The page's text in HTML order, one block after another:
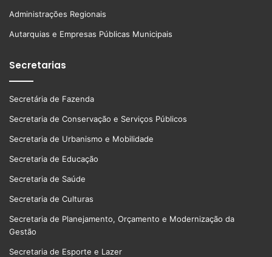
Administrações Regionais
Autarquias e Empresas Públicas Municipais
Secretarias
Secretária de Fazenda
Secretaria de Conservação e Serviços Públicos
Secretaria de Urbanismo e Mobilidade
Secretaria de Educação
Secretaria de Saúde
Secretaria de Culturas
Secretaria de Planejamento, Orçamento e Modernização da
Gestão
Secretaria de Esporte e Lazer